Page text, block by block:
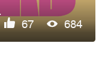
67 684